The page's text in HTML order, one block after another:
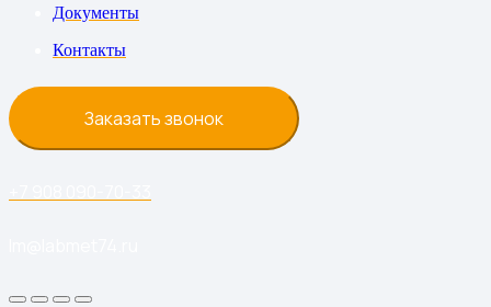
Документы
Контакты
Заказать звонок